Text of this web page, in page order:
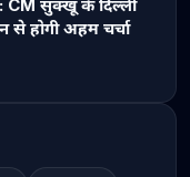
CM सुक्खू के दिल्ली
से होगी अहम चर्चा